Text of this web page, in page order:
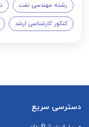
رشته مهندسی نفت
کنکور کارشناسی ارشد
دسترسی سریع